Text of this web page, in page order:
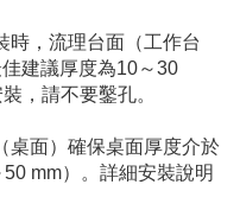
時，流理台面（工作台
建議厚度為10～30
，請不要鑿孔。
桌面）確保桌面厚度介於
mm）。詳細安裝說明